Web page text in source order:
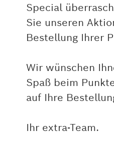
Special
Sie unseren
Bestellung Ihrer
Wir wünschen
Spaß beim
auf Ihre
Ihr extra-Team.